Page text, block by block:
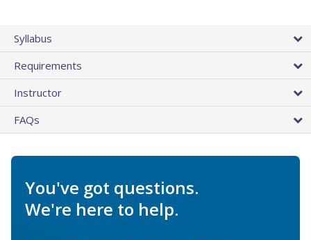
Syllabus
Requirements
Instructor
FAQs
You've got questions.
We're here to help.